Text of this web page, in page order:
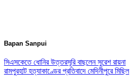
Bapan Sanpui
সিএসকেতে ধোনির উত্তরসূরি বাছলেন সুরেশ রায়না
রামপুরহাট হত্যাকাণ্ডের প্রতিবাদে মেদিনীপুরে মিছিল